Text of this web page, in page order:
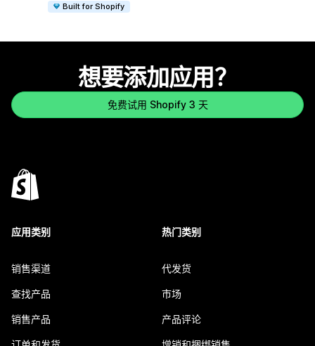
Built for Shopify
想要添加应用？
免费试用 Shopify 3 天
应用类别
销售渠道
查找产品
销售产品
热门类别
代发货
市场
产品评论